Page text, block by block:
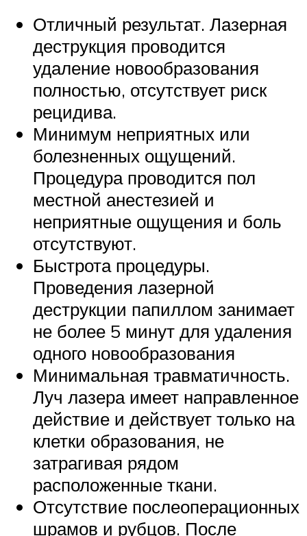
Отличный результат. Лазерная
деструкция проводится
удаление новообразования
полностью, отсутствует риск
рецидива.
Минимум неприятных или
болезненных ощущений.
Процедура проводится пол
местной анестезией и
неприятные ощущения и боль
отсутствуют.
Быстрота процедуры.
Проведения лазерной
деструкции папиллом занимает
не более 5 минут для удаления
одного новообразования
Минимальная травматичность.
Луч лазера имеет направленное
действие и действует только на
клетки образования, не
затрагивая рядом
расположенные ткани.
Отсутствие послеоперационных
шрамов и рубцов. После